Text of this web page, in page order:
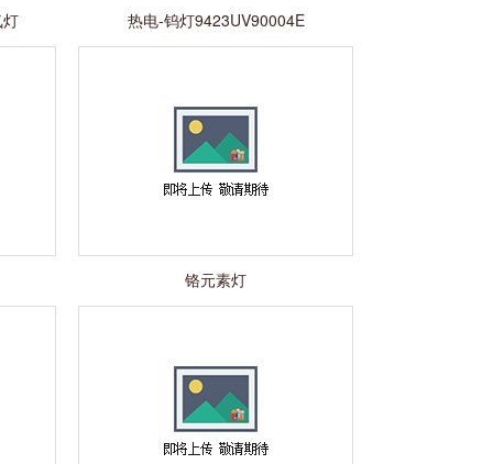
热电-钨灯9423UV90004E
铬元素灯